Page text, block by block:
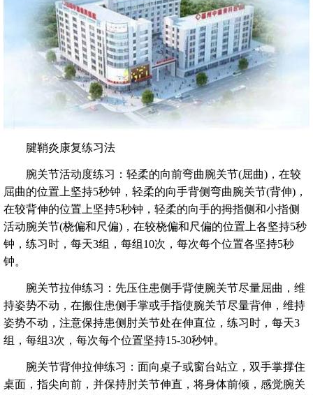
腱鞘炎康复练习法
腕关节活动度练习：轻柔的向前弯曲腕关节(屈曲)，在较
屈曲的位置上坚持5秒钟，轻柔的向手背侧弯曲腕关节(背伸)，
在较背伸的位置上坚持5秒钟，轻柔的向手的拇指侧和小指侧
活动腕关节(桡偏和尺偏)，在较桡偏和尺偏的位置上各坚持5秒
钟，练习时，每天3组，每组10次，每次每个位置各坚持5秒
钟。
腕关节拉伸练习：先压住患侧手背使腕关节尽量屈曲，维
持姿势不动，在搬住患侧手掌或手指使腕关节尽量背伸，维持
姿势不动，注意保持患侧肘关节处在伸直位，练习时，每天3
组，每组3次，每次每个位置坚持15-30秒钟。
腕关节背伸拉伸练习：面向桌子或窗台站立，双手掌撑住
桌面，指尖向前，并保持肘关节伸直，将身体前倾，感觉腕关